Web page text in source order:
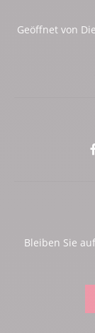
Geöffnet von
Bleiben Sie